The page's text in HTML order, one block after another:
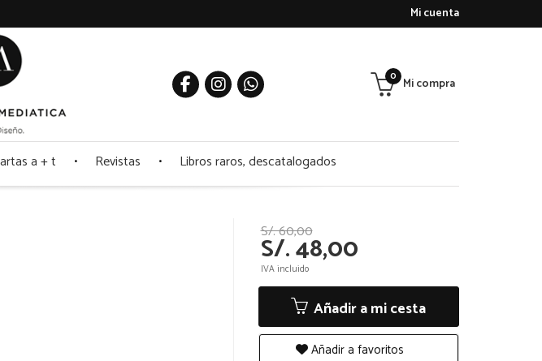
Mi cuenta
Mi compra
0
a + t Revistas Libros raros, descatalogados
S/. 60,00
S/. 48,00
IVA incluido
Añadir a mi cesta
Añadir a favoritos